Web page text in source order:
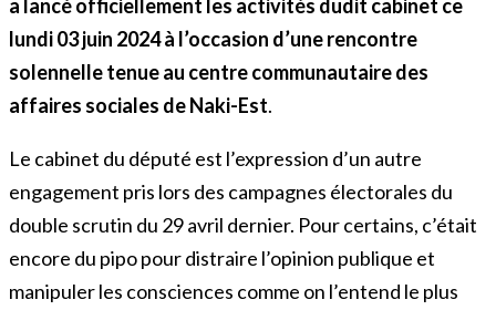
a lancé officiellement les activités dudit cabinet ce
lundi 03 juin 2024 à l’occasion d’une rencontre
solennelle tenue au centre communautaire des
affaires sociales de Naki-Est.
Le cabinet du député est l’expression d’un autre
engagement pris lors des campagnes électorales du
double scrutin du 29 avril dernier. Pour certains, c’était
encore du pipo pour distraire l’opinion publique et
manipuler les consciences comme on l’entend le plus